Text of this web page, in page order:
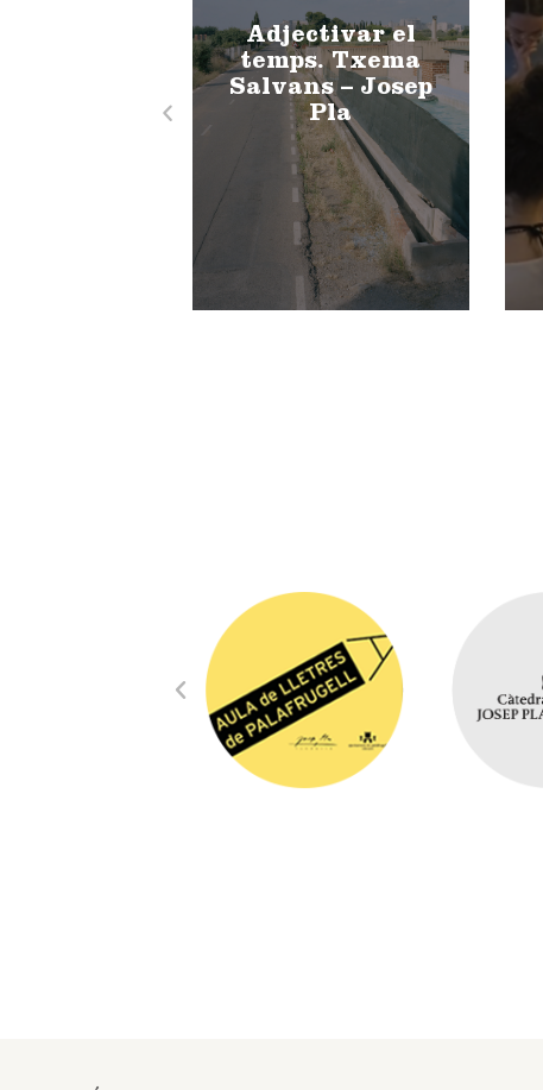
Adjectivar el
temps. Txema
Salvans – Josep
Pla